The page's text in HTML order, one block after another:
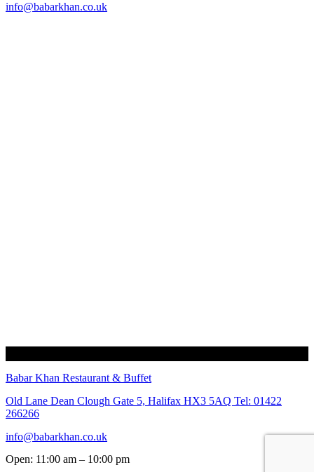
info@babarkhan.co.uk
Babar Khan Restaurant & Buffet
Old Lane Dean Clough Gate 5, Halifax HX3 5AQ Tel: 01422
266266
info@babarkhan.co.uk
Open: 11:00 am – 10:00 pm